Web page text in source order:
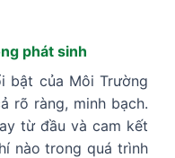
phát sinh
bật của Môi Trường
rõ ràng, minh bạch.
từ đầu và cam kết
nào trong quá trình